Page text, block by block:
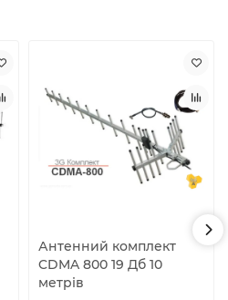
Антенний комплект
CDMA 800 19 Дб 10
метрів